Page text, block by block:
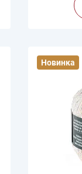
Новинка